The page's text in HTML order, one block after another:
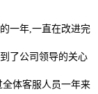
一年,一直在改进完
了公司领导的关心
体客服人员一年来